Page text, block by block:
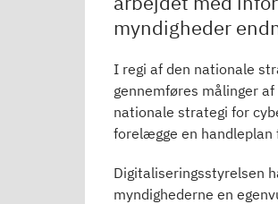
myndigheder
I regi af den nationale
gennemføres målinger
nationale strategi for
forelægge en handleplan
Digitaliseringsstyrelsen
myndighederne en